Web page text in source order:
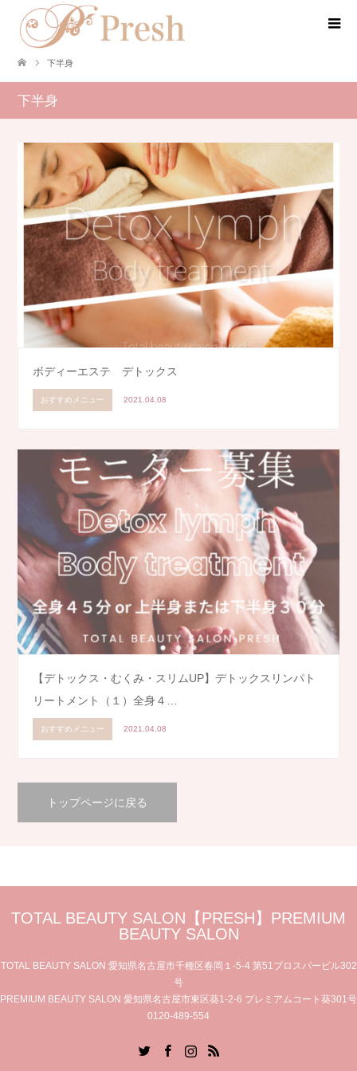
下半身
下半身
ボディーエステ デトックス
おすすめメニュー 2021.04.08
【デトックス・むくみ・スリムUP】デトックスリンパト
リートメント（１）全身４…
おすすめメニュー 2021.04.08
トップページに戻る
TOTAL BEAUTY SALON【PRESH】PREMIUM
BEAUTY SALON
TOTAL BEAUTY SALON 愛知県名古屋市千種区春岡１-5-4 第51プロスパービル302
号
PREMIUM BEAUTY SALON 愛知県名古屋市東区葵1-2-6 プレミアムコート葵301号
0120-489-554
RSS